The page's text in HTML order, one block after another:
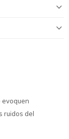
evoquen
ruidos del